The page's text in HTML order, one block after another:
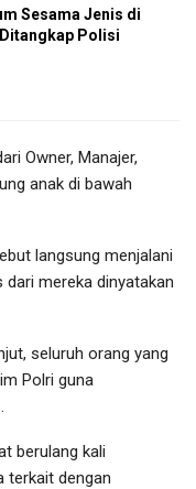
Sesama Jenis di
Polisi
Owner, Manajer,
anak di bawah
langsung menjalani
mereka dinyatakan
seluruh orang yang
Polri guna
berulang kali
terkait dengan